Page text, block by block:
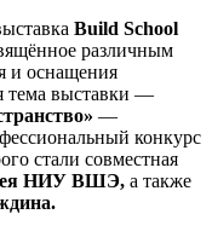
Build School
различным
и оснащения
тема выставки —
—
конкурс
стали совместная
НИУ ВШЭ, а также